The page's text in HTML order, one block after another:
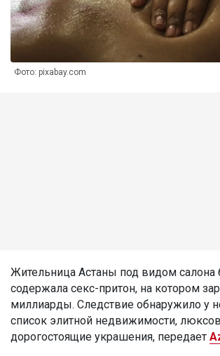
Фото: pixabay.com
Жительница Астаны под видом салона
содержала секс-притон, на котором
миллиарды. Следствие обнаружило у
список элитной недвижимости,
дорогостоящие украшения, передает